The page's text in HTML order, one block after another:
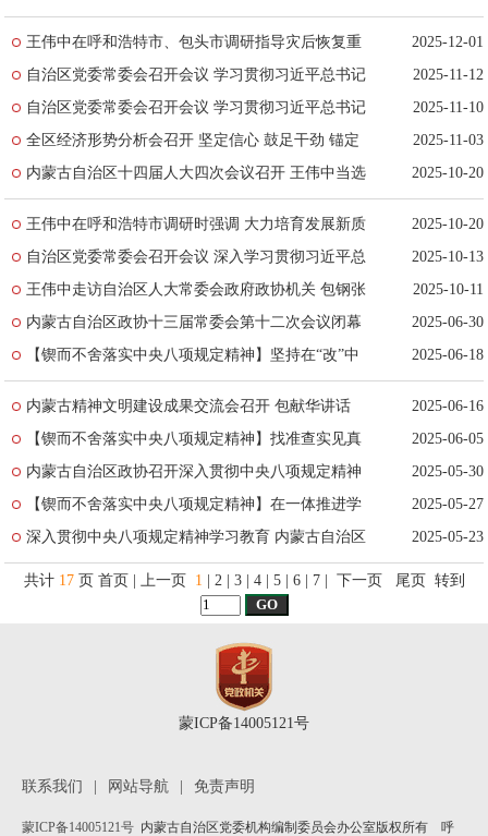
持 张延昆出席
王伟中在呼和浩特市、包头市调研指导灾后恢复重
建和受灾群众安置保障工作
2025-12-01
自治区党委常委会召开会议 学习贯彻习近平总书记
在广东考察时的重要讲话重要指示精神 王伟中主持
2025-11-12
自治区党委常委会召开会议 学习贯彻习近平总书记
重要讲话重要指示精神 决定召开自治区党委十一届
十次全...
2025-11-10
全区经济形势分析会召开 坚定信心 鼓足干劲 锚定
全年目标任务决战六十天 王伟中主持并讲话 包钢
讲话
2025-11-03
内蒙古自治区十四届人大四次会议召开 王伟中当选
自治区人大常委会主任 包钢当选自治区人民政府主
2025-10-20
王伟中在呼和浩特市调研时强调 大力培育发展新质
生产力 坚定不移推动高质量发展
2025-10-20
自治区党委常委会召开会议 深入学习贯彻习近平总
书记重要讲话重要指示精神 研究部署“十五五”规划
编制...
2025-10-13
王伟中走访自治区人大常委会政府政协机关 包钢张
延昆参加
2025-10-11
内蒙古自治区政协十三届常委会第十二次会议闭幕
张延昆讲话
2025-06-30
【锲而不舍落实中央八项规定精神】坚持在“改”中
转作风
2025-06-18
内蒙古精神文明建设成果交流会召开 包献华讲话
2025-06-16
【锲而不舍落实中央八项规定精神】找准查实见真
章 立行立改求实效
2025-06-05
内蒙古自治区政协召开深入贯彻中央八项规定精神
学习教育警示教育会 张延昆主持并讲纪律作风党课
2025-05-30
【锲而不舍落实中央八项规定精神】在一体推进学
查改中干出好作风
2025-05-27
深入贯彻中央八项规定精神学习教育 内蒙古自治区
督导组督导地区和单位名单公布
2025-05-23
共计 17 页 首页| 上一页 1 | 2 | 3| 4| 5| 6| 7| 下一页 尾页转到
蒙ICP备14005121号
联系我们 | 网站导航 | 免责声明
蒙ICP备14005121号 内蒙古自治区党委机构编制委员会办公室版权所有 呼